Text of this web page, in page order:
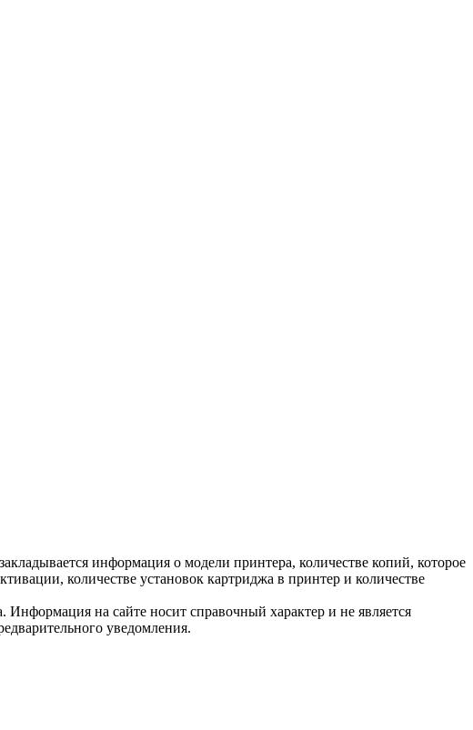
информация о модели принтера, количестве копий, которое
количестве установок картриджа в принтер и количестве
на сайте носит справочный характер и не является
уведомления.